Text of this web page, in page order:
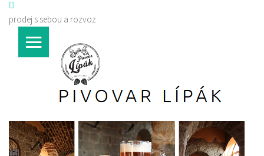
prodej s sebou a rozvoz